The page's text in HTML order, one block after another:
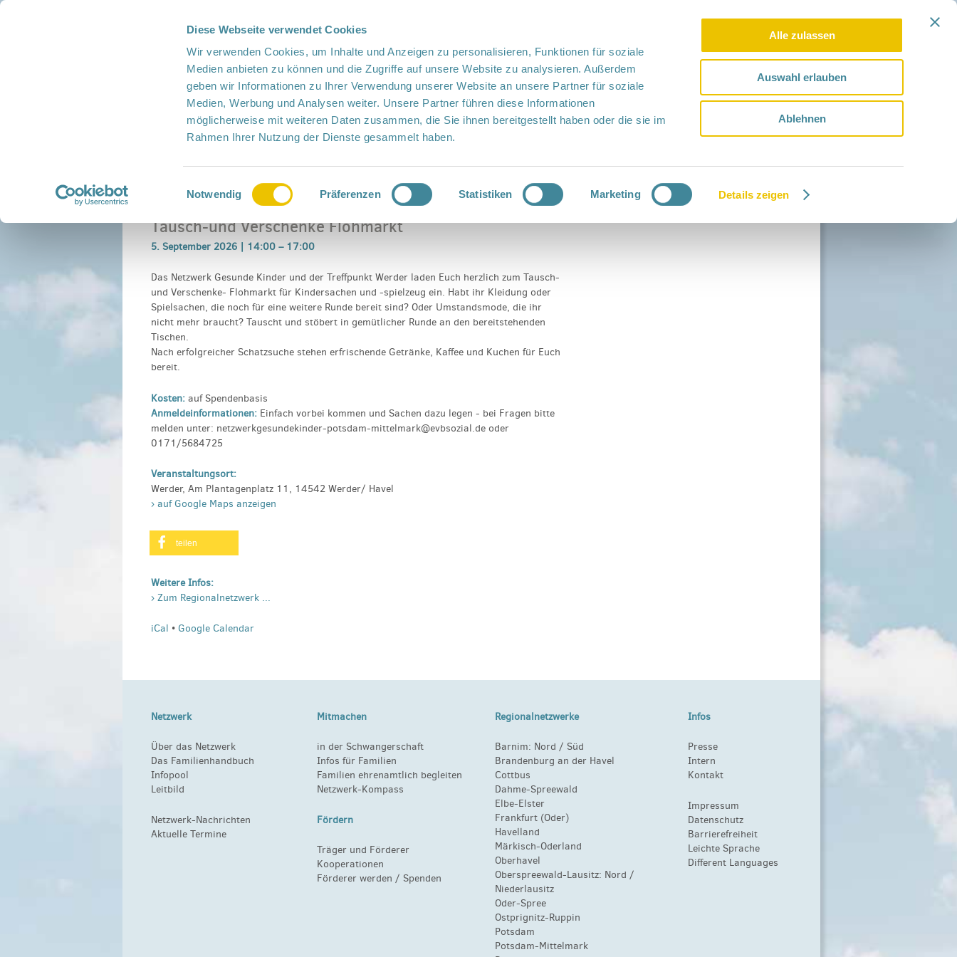
Diese Webseite verwendet Cookies
Wir verwenden Cookies, um Inhalte und Anzeigen zu personalisieren, Funktionen für soziale
Medien anbieten zu können und die Zugriffe auf unsere Website zu analysieren. Außerdem
geben wir Informationen zu Ihrer Verwendung unserer Website an unsere Partner für soziale
Medien, Werbung und Analysen weiter. Unsere Partner führen diese Informationen
möglicherweise mit weiteren Daten zusammen, die Sie ihnen bereitgestellt haben oder die sie im
Rahmen Ihrer Nutzung der Dienste gesammelt haben.
Einwilligungsauswahl
Notwendig Präferenzen Statistiken Marketing Details zeigen
Alle zulassen
Auswahl erlauben
Ablehnen
Intern Netzwerk-Kompass Leichte Sprache
Termine
Tausch-und Verschenke Flohmarkt
Tausch-und Verschenke Flohmarkt
5. September 2026 | 14:00 – 17:00
Das Netzwerk Gesunde Kinder und der Treffpunkt Werder laden Euch herzlich zum Tausch-
und Verschenke- Flohmarkt für Kindersachen und -spielzeug ein. Habt ihr Kleidung oder
Spielsachen, die noch für eine weitere Runde bereit sind? Oder Umstandsmode, die ihr
nicht mehr braucht? Tauscht und stöbert in gemütlicher Runde an den bereitstehenden
Tischen.
Nach erfolgreicher Schatzsuche stehen erfrischende Getränke, Kaffee und Kuchen für Euch
bereit.
Kosten: auf Spendenbasis
Anmeldeinformationen: Einfach vorbei kommen und Sachen dazu legen - bei Fragen bitte
melden unter: netzwerkgesundekinder-potsdam-mittelmark@evbsozial.de oder
0171/5684725
Veranstaltungsort:
Werder, Am Plantagenplatz 11, 14542 Werder/ Havel
› auf Google Maps anzeigen
teilen
Weitere Infos:
› Zum Regionalnetzwerk ...
iCal • Google Calendar
Netzwerk
Über das Netzwerk
Das Familienhandbuch
Infopool
Leitbild
Netzwerk-Nachrichten
Aktuelle Termine
Mitmachen
in der Schwangerschaft
Infos für Familien
Familien ehrenamtlich begleiten
Netzwerk-Kompass
Fördern
Träger und Förderer
Kooperationen
Förderer werden / Spenden
Regionalnetzwerke
Barnim: Nord / Süd
Brandenburg an der Havel
Cottbus
Dahme-Spreewald
Elbe-Elster
Frankfurt (Oder)
Havelland
Märkisch-Oderland
Oberhavel
Oberspreewald-Lausitz: Nord /
Niederlausitz
Oder-Spree
Ostprignitz-Ruppin
Potsdam
Potsdam-Mittelmark
Infos
Presse
Intern
Kontakt
Impressum
Datenschutz
Barrierefreiheit
Leichte Sprache
Different Languages